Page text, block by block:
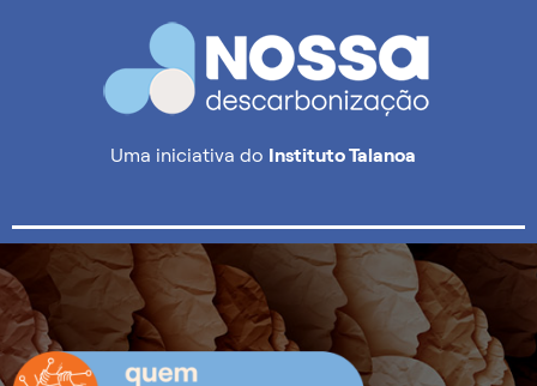
Uma iniciativa do Instituto Talanoa